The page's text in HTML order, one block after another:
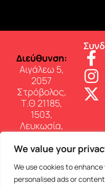
We value your
We use cookies to
personalised ads or
∆ιεύθυνση:
Αιγάλεω 5,
2057
Στρόβολος,
Τ.Θ 21185,
1503,
Λευκωσία,
Επικοινωνία:
Τηλ: 22 460
150